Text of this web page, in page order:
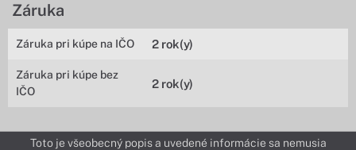
Záruka
Záruka pri kúpe na IČO 2 rok(y)
Záruka pri kúpe bez
IČO
2 rok(y)
Toto je všeobecný popis a uvedené informácie sa nemusia